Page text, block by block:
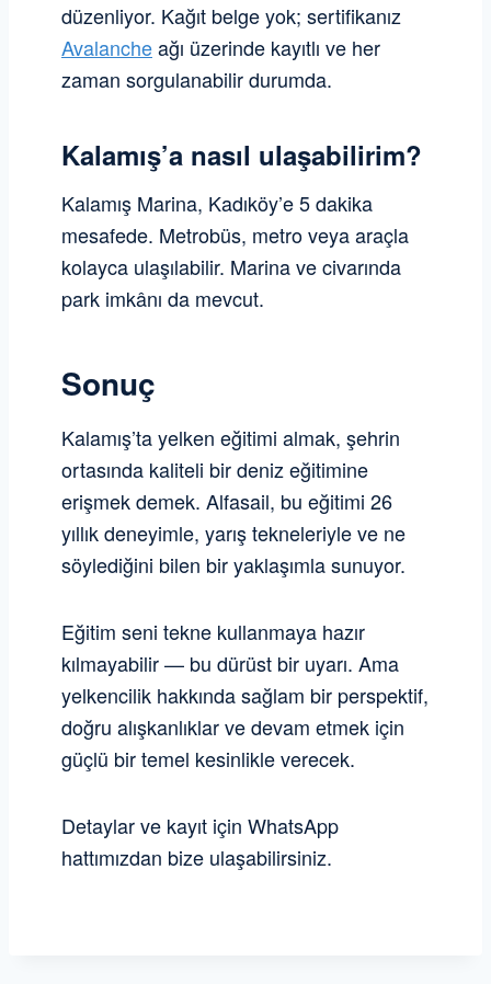
düzenliyor. Kağıt belge yok; sertifikanız
Avalancheağı üzerinde kayıtlı ve her
zaman sorgulanabilir durumda.
Kalamış’a nasıl ulaşabilirim?
Kalamış Marina, Kadıköy’e 5 dakika
mesafede. Metrobüs, metro veya araçla
kolayca ulaşılabilir. Marina ve civarında
park imkânı da mevcut.
Sonuç
Kalamış’ta yelken eğitimi almak, şehrin
ortasında kaliteli bir deniz eğitimine
erişmek demek. Alfasail, bu eğitimi 26
yıllık deneyimle, yarış tekneleriyle ve ne
söylediğini bilen bir yaklaşımla sunuyor.
Eğitim seni tekne kullanmaya hazır
kılmayabilir — bu dürüst bir uyarı. Ama
yelkencilik hakkında sağlam bir perspektif,
doğru alışkanlıklar ve devam etmek için
güçlü bir temel kesinlikle verecek.
Detaylar ve kayıt için WhatsApp
hattımızdan bize ulaşabilirsiniz.